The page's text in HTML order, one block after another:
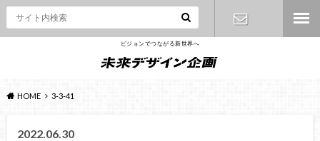
ビジョンでつながる新世界へ
HOME 3-3-41
2022.06.30